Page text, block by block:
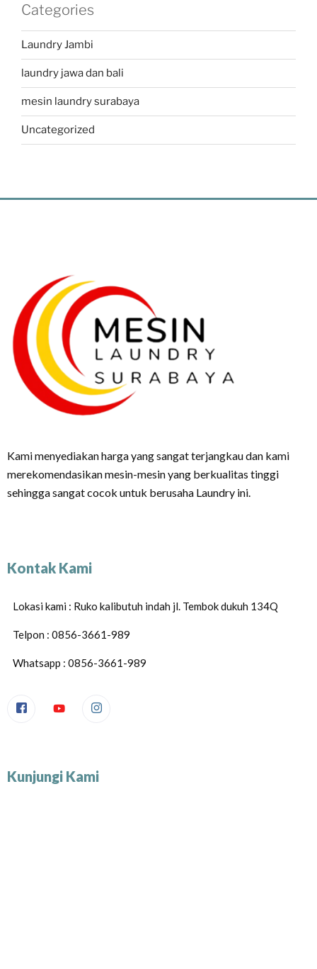
Categories
Laundry Jambi
laundry jawa dan bali
mesin laundry surabaya
Uncategorized
Kami menyediakan harga yang sangat terjangkau dan kami
merekomendasikan mesin-mesin yang berkualitas tinggi
sehingga sangat cocok untuk berusaha Laundry ini.
Kontak Kami
Lokasi kami : Ruko kalibutuh indah jl. Tembok dukuh 134Q
Telpon : 0856-3661-989
Whatsapp : 0856-3661-989
Kunjungi Kami